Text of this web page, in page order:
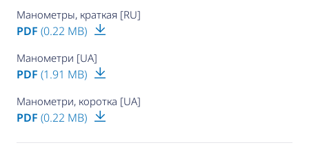
Манометры, краткая [RU]
PDF (0.22 MB)
Манометри [UA]
PDF (1.91 MB)
Манометри, коротка [UA]
PDF (0.22 MB)